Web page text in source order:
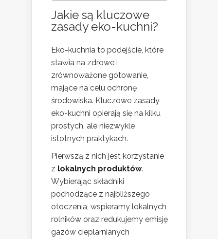
Jakie są kluczowe
zasady eko-kuchni?
Eko-kuchnia to podejście, które
stawia na zdrowe i
zrównoważone gotowanie,
mające na celu ochronę
środowiska. Kluczowe zasady
eko-kuchni opierają się na kilku
prostych, ale niezwykle
istotnych praktykach.
Pierwszą z nich jest korzystanie
z lokalnych produktów.
Wybierając składniki
pochodzące z najbliższego
otoczenia, wspieramy lokalnych
rolników oraz redukujemy emisję
gazów cieplarnianych